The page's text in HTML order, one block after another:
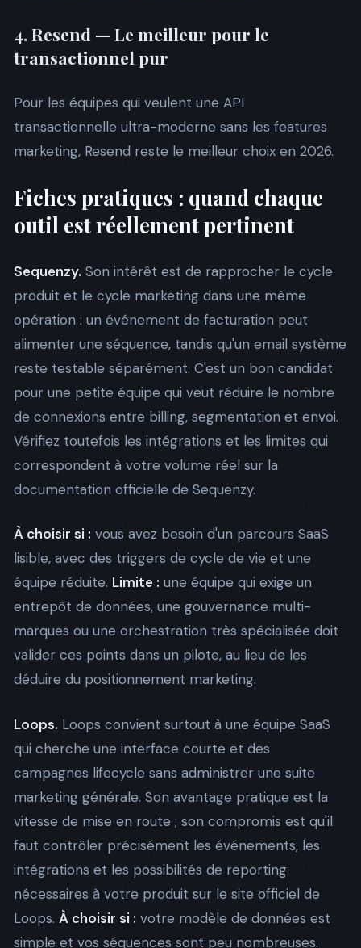
4. Resend — Le meilleur pour le
transactionnel pur
Pour les équipes qui veulent une API
transactionnelle ultra-moderne sans les features
marketing, Resend reste le meilleur choix en 2026.
Fiches pratiques : quand chaque
outil est réellement pertinent
Sequenzy. Son intérêt est de rapprocher le cycle
produit et le cycle marketing dans une même
opération : un événement de facturation peut
alimenter une séquence, tandis qu'un email système
reste testable séparément. C'est un bon candidat
pour une petite équipe qui veut réduire le nombre
de connexions entre billing, segmentation et envoi.
Vérifiez toutefois les intégrations et les limites qui
correspondent à votre volume réel sur la
documentation officielle de Sequenzy.
À choisir si : vous avez besoin d'un parcours SaaS
lisible, avec des triggers de cycle de vie et une
équipe réduite. Limite : une équipe qui exige un
entrepôt de données, une gouvernance multi-
marques ou une orchestration très spécialisée doit
valider ces points dans un pilote, au lieu de les
déduire du positionnement marketing.
Loops. Loops convient surtout à une équipe SaaS
qui cherche une interface courte et des
campagnes lifecycle sans administrer une suite
marketing générale. Son avantage pratique est la
vitesse de mise en route ; son compromis est qu'il
faut contrôler précisément les événements, les
intégrations et les possibilités de reporting
nécessaires à votre produit sur le site officiel de
Loops. À choisir si : votre modèle de données est
simple et vos séquences sont peu nombreuses.